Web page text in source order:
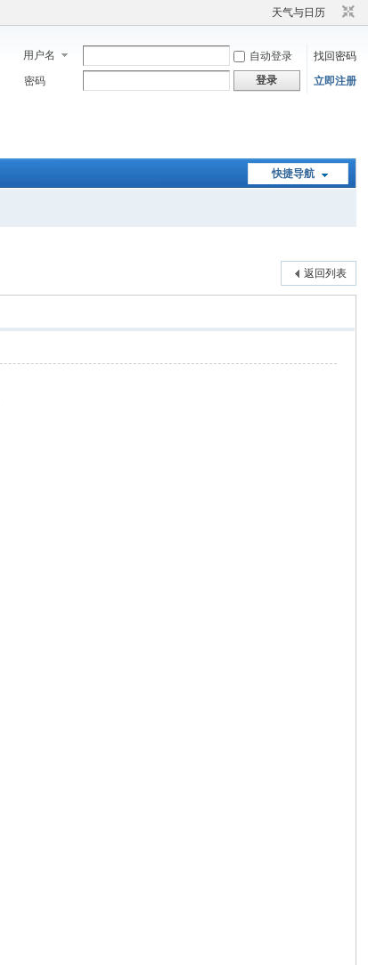
天气与日历
用户名 自动登录
找回密码
密码
登录 立即注册
快捷导航
返回列表